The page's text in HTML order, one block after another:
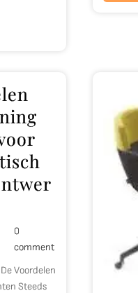
0
comment
Voordelen
Steeds